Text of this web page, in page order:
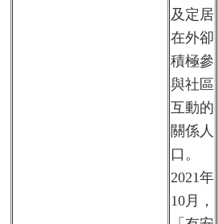
及定居
在外卻
積極參
與社區
互動的
關係人
口。
2021年
10月，